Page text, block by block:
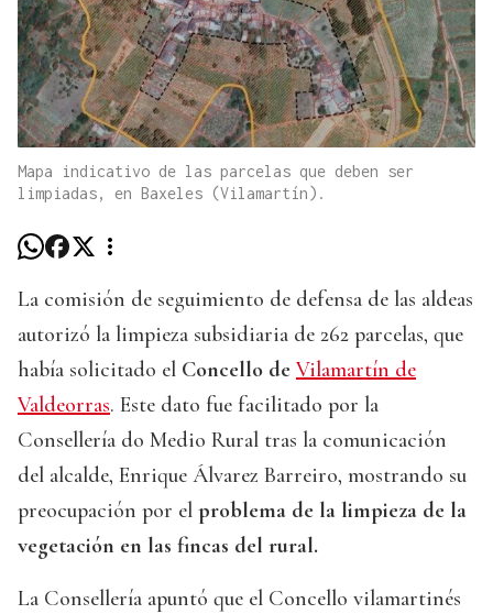
Mapa indicativo de las parcelas que deben ser
limpiadas, en Baxeles (Vilamartín).
La comisión de seguimiento de defensa de las aldeas
autorizó la limpieza subsidiaria de 262 parcelas, que
había solicitado el Concello de Vilamartín de
Valdeorras. Este dato fue facilitado por la
Consellería do Medio Rural tras la comunicación
del alcalde, Enrique Álvarez Barreiro, mostrando su
preocupación por el problema de la limpieza de la
vegetación en las fincas del rural.
La Consellería apuntó que el Concello vilamartinés